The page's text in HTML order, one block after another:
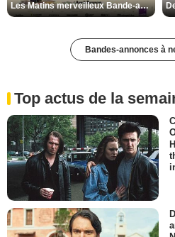
Les Matins merveilleux Bande-annonce VF
Bandes-annonces à
Top actus de la